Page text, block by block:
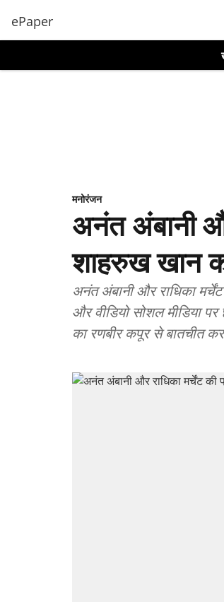
ePaper
मनोरंजन
अनंत अंबानी और
शाहरुख खान
अनंत अंबानी और राधिका
और वीडियो सोशल मीडिया
का रणबीर कपूर से बातचीत